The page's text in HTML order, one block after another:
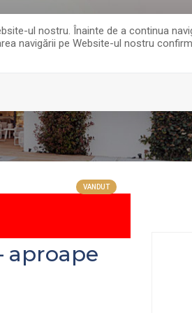
ul nostru. Înainte de a continua
navigării pe Website-ul nostru
aproape
VANDUT